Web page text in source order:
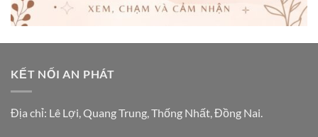
KẾT NỐI AN PHÁT
Địa chỉ: Lê Lợi, Quang Trung, Thống Nhất, Đồng Nai.